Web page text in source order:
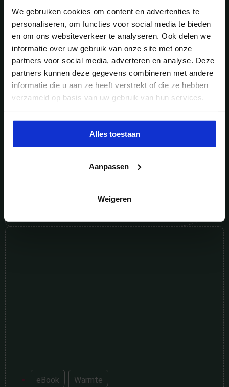
We gebruiken cookies om content en advertenties te
personaliseren, om functies voor social media te bieden
en om ons websiteverkeer te analyseren. Ook delen we
informatie over uw gebruik van onze site met onze
partners voor social media, adverteren en analyse. Deze
partners kunnen deze gegevens combineren met andere
informatie die u aan ze heeft verstrekt of die ze hebben
verzameld op basis van uw gebruik van hun services.
Alles toestaan
Aanpassen
Weigeren
E-Book Nationaal Waterstof Congres
eBook Warmte